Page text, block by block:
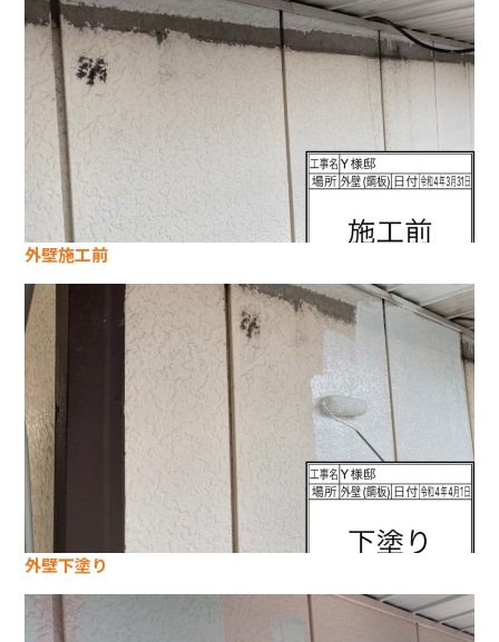
外壁施工前
外壁下塗り